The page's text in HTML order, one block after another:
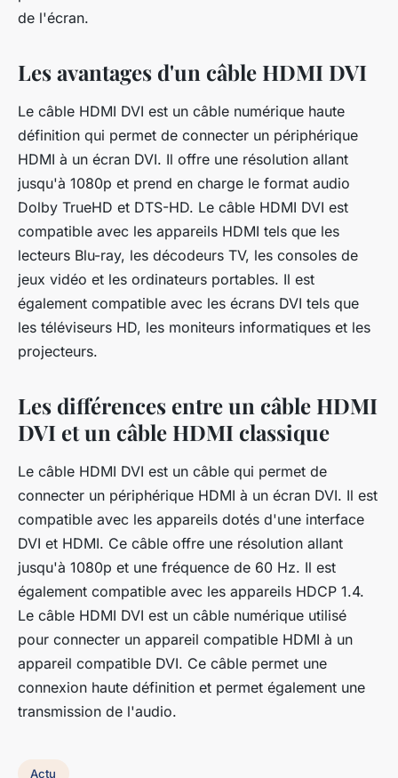
de l'écran.
Les avantages d'un câble HDMI DVI
Le câble HDMI DVI est un câble numérique haute
définition qui permet de connecter un périphérique
HDMI à un écran DVI. Il offre une résolution allant
jusqu'à 1080p et prend en charge le format audio
Dolby TrueHD et DTS-HD. Le câble HDMI DVI est
compatible avec les appareils HDMI tels que les
lecteurs Blu-ray, les décodeurs TV, les consoles de
jeux vidéo et les ordinateurs portables. Il est
également compatible avec les écrans DVI tels que
les téléviseurs HD, les moniteurs informatiques et les
projecteurs.
Les différences entre un câble HDMI
DVI et un câble HDMI classique
Le câble HDMI DVI est un câble qui permet de
connecter un périphérique HDMI à un écran DVI. Il est
compatible avec les appareils dotés d'une interface
DVI et HDMI. Ce câble offre une résolution allant
jusqu'à 1080p et une fréquence de 60 Hz. Il est
également compatible avec les appareils HDCP 1.4.
Le câble HDMI DVI est un câble numérique utilisé
pour connecter un appareil compatible HDMI à un
appareil compatible DVI. Ce câble permet une
connexion haute définition et permet également une
transmission de l'audio.
Actu